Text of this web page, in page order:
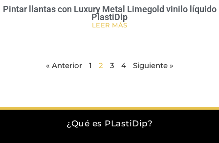
Pintar llantas con Luxury Metal Limegold vinilo líquido
PlastiDip
LEER MÁS
« Anterior 1 2 3 4 Siguiente »
¿Qué es PLastiDip?